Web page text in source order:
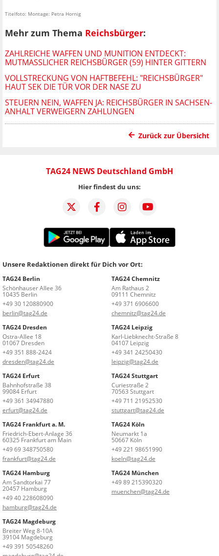
Titelfoto: Montage: Petra Hornig
Mehr zum Thema Reichsbürger:
ZAHLREICHE WAFFEN UND MUNITION ENTDECKT:
MUTMASSLICHER REICHSBÜRGER (59) HINTER GITTERN
VOLLSTRECKUNG VON HAFTBEFEHL: "REICHSBÜRGER"
HAUT SEK DIE TÜR VOR DER NASE ZU
STEUERN NEIN, WAFFEN JA: REICHSBÜRGER IN SACHSEN-
ANHALT VERWEIGERN ZAHLUNGEN
Zurück zur Übersicht
TAG24 NEWS Deutschland GmbH
Hier findest du uns:
Unsere Redaktionen direkt für Dich vor Ort:
TAG24 Berlin
Schönhauser Allee 36
10435 Berlin
+49 30 120880900
berlin@tag24.de
TAG24 Chemnitz
Am Rathaus 2
09111 Chemnitz
+49 371 6906600
chemnitz@tag24.de
TAG24 Dresden
Ostra-Allee 18
01067 Dresden
+49 351 888-2424
dresden@tag24.de
TAG24 Leipzig
Karl-Liebknecht-Straße 8
04107 Leipzig
+49 341 24250430
leipzig@tag24.de
TAG24 Erfurt
Bahnhofstraße 38
99084 Erfurt
+49 361 34947880
erfurt@tag24.de
TAG24 Stuttgart
Curiestraße 2
70563 Stuttgart
+49 711 21952530
stuttgart@tag24.de
TAG24 Frankfurt a. M.
Friedrich-Ebert-Anlage 36
60325 Frankfurt am Main
+49 69 348750580
frankfurt@tag24.de
TAG24 Köln
Neumarkt 1a
50667 Köln
+49 221 98651990
koeln@tag24.de
TAG24 Hamburg
Am Sandtorkai 77
20457 Hamburg
+49 40 228608090
hamburg@tag24.de
TAG24 München
+49 89 215390320
muenchen@tag24.de
TAG24 Magdeburg
Breiter Weg 8-10A
39104 Magdeburg
+49 391 50548260